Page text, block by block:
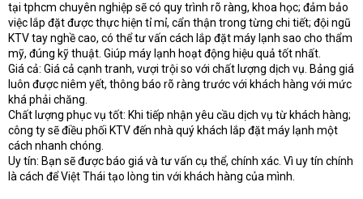
tại tphcm chuyên nghiệp sẽ có quy trình rõ ràng, khoa học; đảm bảo
việc lắp đặt được thực hiện tỉ mỉ, cẩn thận trong từng chi tiết; đội ngũ
KTV tay nghề cao, có thể tư vấn cách lắp đặt máy lạnh sao cho thẩm
mỹ, đúng kỹ thuật. Giúp máy lạnh hoạt động hiệu quả tốt nhất.
Giá cả: Giá cả cạnh tranh, vượi trội so với chất lượng dịch vụ. Bảng giá
luôn được niêm yết, thông báo rõ ràng trước với khách hàng với mức
khá phải chăng.
Chất lượng phục vụ tốt: Khi tiếp nhận yêu cầu dịch vụ từ khách hàng;
công ty sẽ điều phối KTV đến nhà quý khách lắp đặt máy lạnh một
cách nhanh chóng.
Uy tín: Bạn sẽ được báo giá và tư vấn cụ thể, chính xác. Vì uy tín chính
là cách để Việt Thái tạo lòng tin với khách hàng của mình.